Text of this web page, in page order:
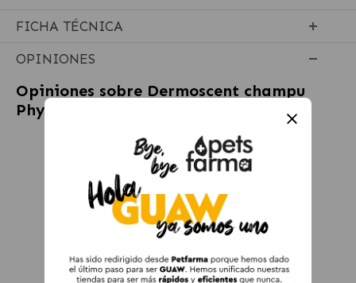
FICHA TÉCNICA
OPINIONES
Opiniones sobre Dermoscent champu
Physio para perros y gatos